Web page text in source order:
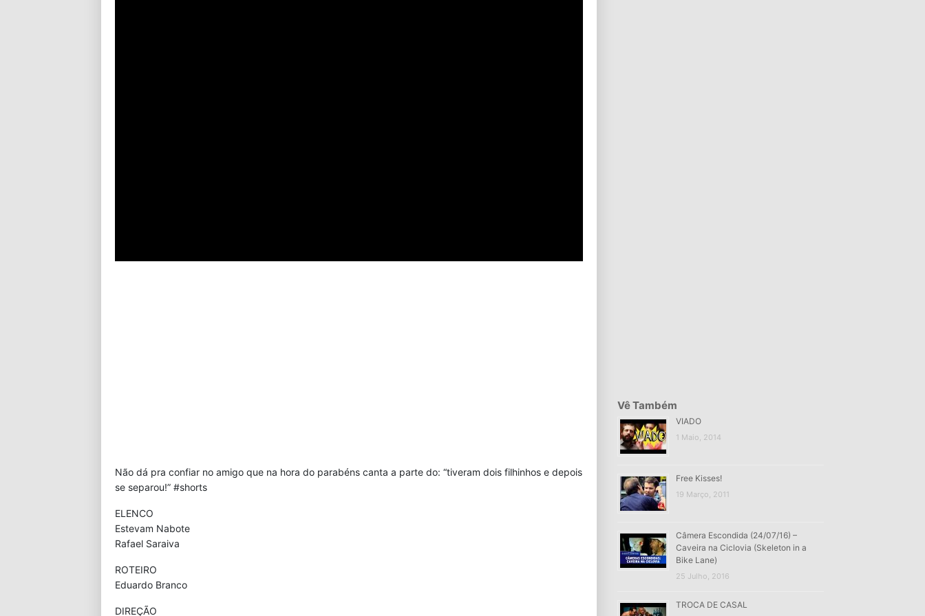
Não dá pra confiar no amigo que na hora do parabéns canta a parte do: “tiveram dois filhinhos e depois
se separou!” #shorts
ELENCO
Estevam Nabote
Rafael Saraiva
ROTEIRO
Eduardo Branco
DIREÇÃO
Vê Também
VIADO
1 Maio, 2014
Free Kisses!
19 Março, 2011
Câmera Escondida (24/07/16) –
Caveira na Ciclovia (Skeleton in a
Bike Lane)
25 Julho, 2016
TROCA DE CASAL